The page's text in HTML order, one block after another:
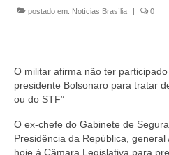
postado em: Notícias Brasília | 0
O militar afirma não ter
presidente Bolsonaro para tratar
ou do STF”
O ex-chefe do Gabinete de
Presidência da República,
hoje à Câmara Legislativa para